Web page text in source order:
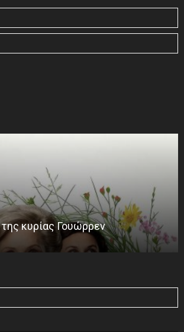
κυρίας Γουώρρεν